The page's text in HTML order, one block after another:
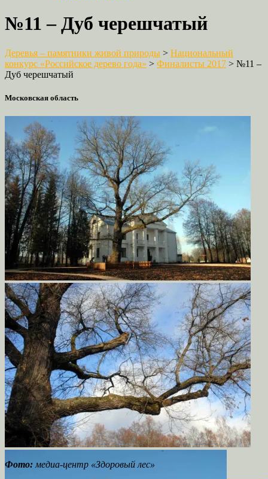
№11 – Дуб черешчатый
Деревья – памятники живой природы > Национальный
конкурс «Российское дерево года» > Финалисты 2017 > №11 –
Дуб черешчатый
Московская область
Фото: медиа-центр «Здоровый лес»